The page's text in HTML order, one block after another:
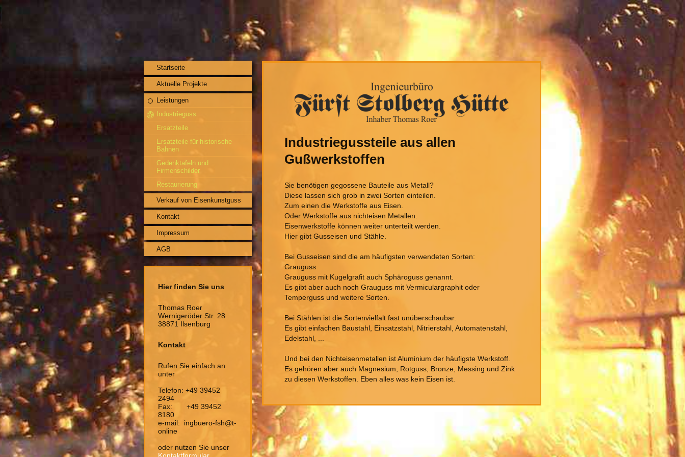
Startseite
Aktuelle Projekte
Leistungen
Industrieguss
Ersatzteile
Ersatzteile für historische
Bahnen
Gedenktafeln und
Firmenschilder
Restaurierung
Verkauf von Eisenkunstguss
Kontakt
Impressum
AGB
Hier finden Sie uns
Thomas Roer
Wernigeröder Str. 28
38871 Ilsenburg
Kontakt
Rufen Sie einfach an
unter
Telefon: +49 39452
2494
Fax: +49 39452
8180
e-mail: ingbuero-fsh@t-
online
oder nutzen Sie unser
Industriegussteile aus allen
Gußwerkstoffen
Sie benötigen gegossene Bauteile aus Metall?
Diese lassen sich grob in zwei Sorten einteilen.
Zum einen die Werkstoffe aus Eisen.
Oder Werkstoffe aus nichteisen Metallen.
Eisenwerkstoffe können weiter unterteilt werden.
Hier gibt Gusseisen und Stähle.
Bei Gusseisen sind die am häufigsten verwendeten Sorten:
Grauguss
Grauguss mit Kugelgrafit auch Sphäroguss genannt.
Es gibt aber auch noch Grauguss mit Vermiculargraphit oder
Temperguss und weitere Sorten.
Bei Stählen ist die Sortenvielfalt fast unüberschaubar.
Es gibt einfachen Baustahl, Einsatzstahl, Nitrierstahl, Automatenstahl,
Edelstahl, ...
Und bei den Nichteisenmetallen ist Aluminium der häufigste Werkstoff.
Es gehören aber auch Magnesium, Rotguss, Bronze, Messing und Zink
zu diesen Werkstoffen. Eben alles was kein Eisen ist.